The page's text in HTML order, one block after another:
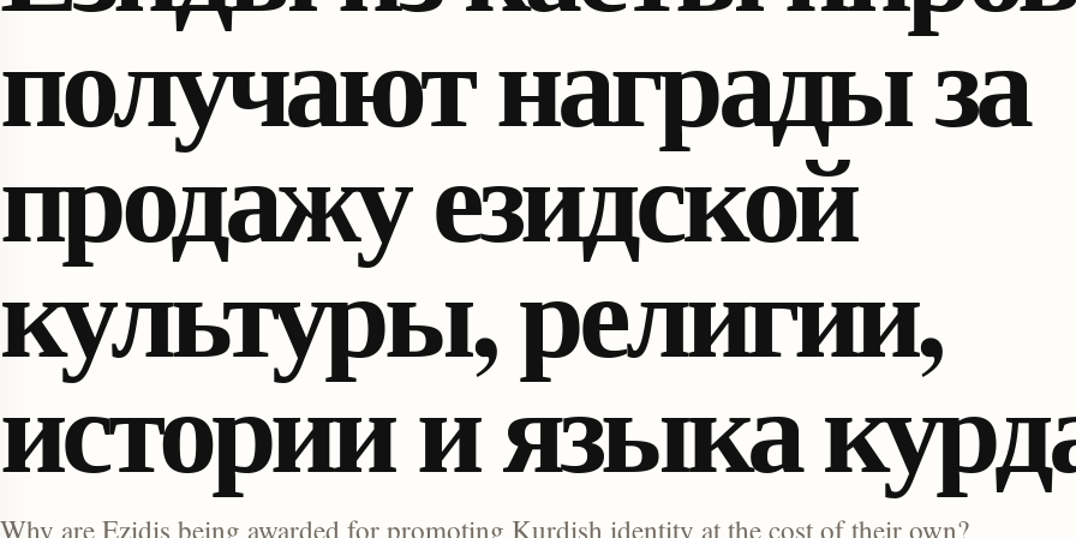
получают награды за
продажу езидской
культуры, религии,
истории и языка
Why are Ezidis being awarded for promoting Kurdish identity at the cost of their own?